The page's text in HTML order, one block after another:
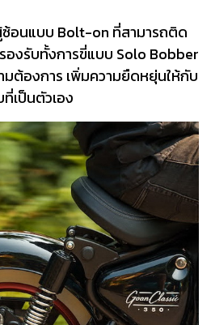
ซ้อนแบบ Bolt-on ที่สามารถติด
งรับทั้งการขี่แบบ Solo Bobber
มต้องการ เพิ่มความยืดหยุ่นให้กับ
เป็นตัวเอง